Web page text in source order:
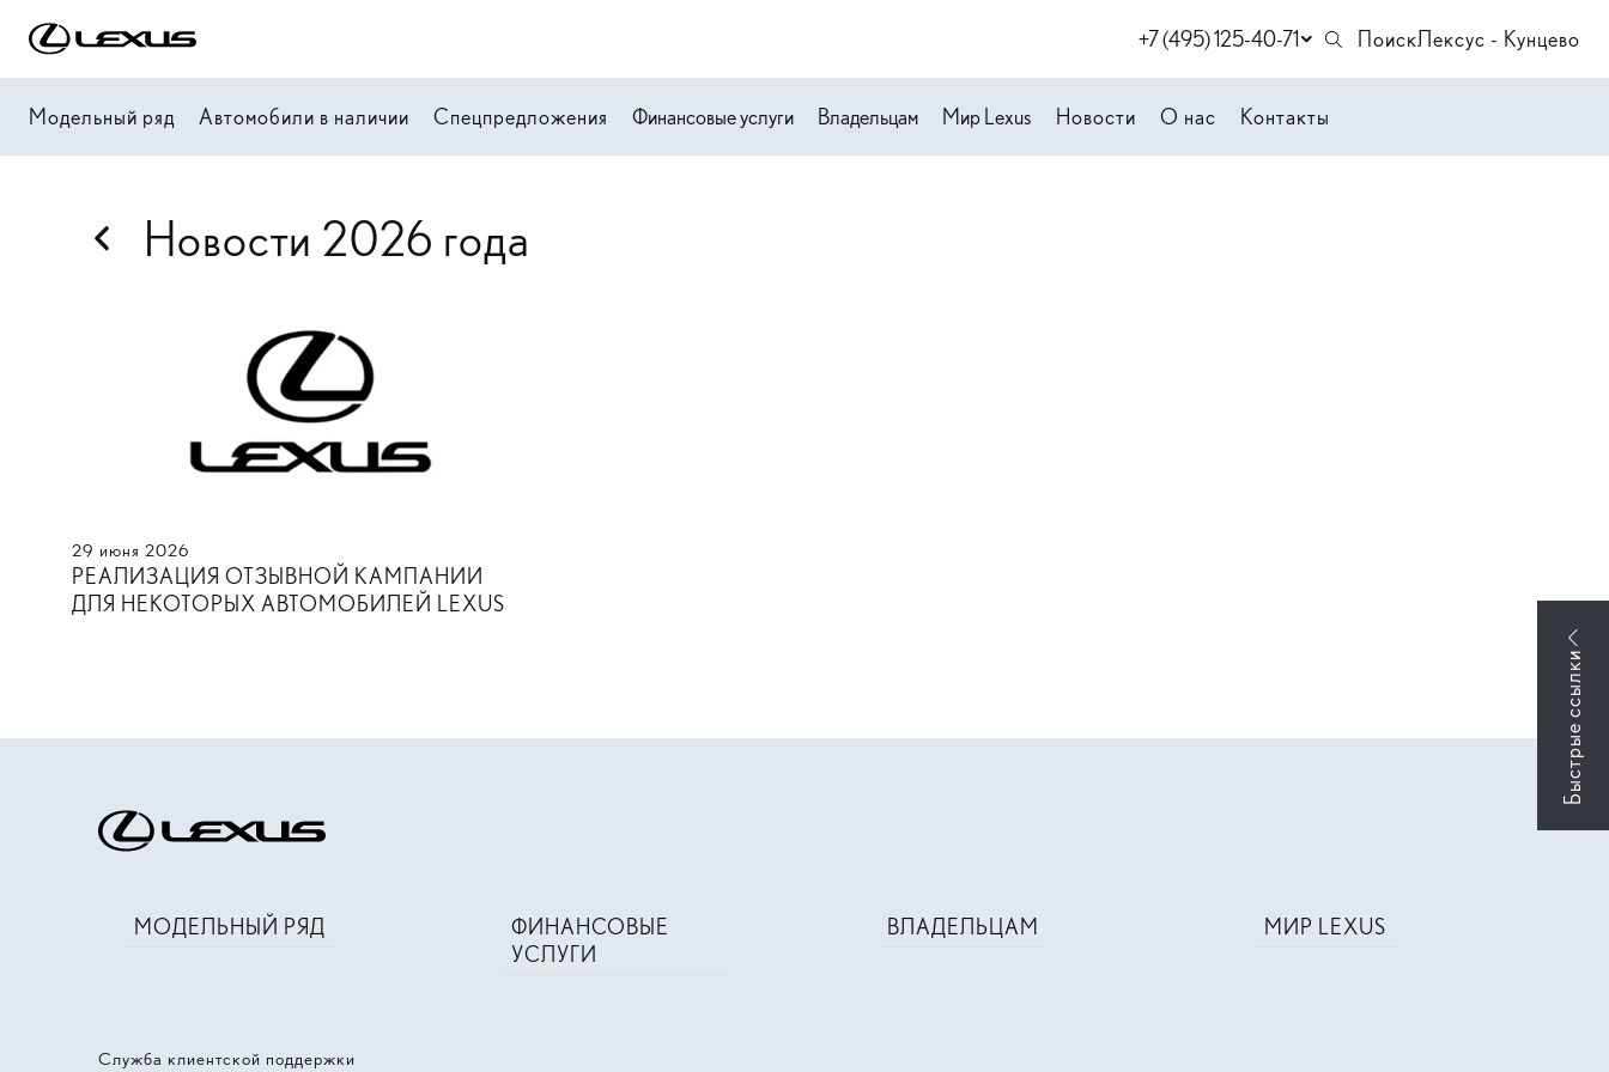
+7 (495) 125-40-71 ПоискЛексус - Кунцево
Модельный ряд Автомобили в наличии Спецпредложения Финансовые услуги Владельцам Мир Lexus Новости О нас Контакты
Новости 2026 года
29 июня 2026
РЕАЛИЗАЦИЯ ОТЗЫВНОЙ КАМПАНИИ
ДЛЯ НЕКОТОРЫХ АВТОМОБИЛЕЙ LEXUS
Служба клиентской поддержки
МОДЕЛЬНЫЙ РЯД
ФИНАНСОВЫЕ
УСЛУГИ
ВЛАДЕЛЬЦАМ МИР LEXUS